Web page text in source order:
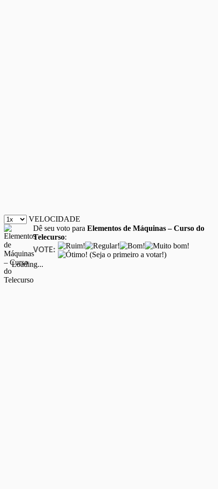
VELOCIDADE
Dê seu voto para Elementos de Máquinas – Curso do
Telecurso:
VOTE:
(Seja o primeiro a votar!)
Loading...